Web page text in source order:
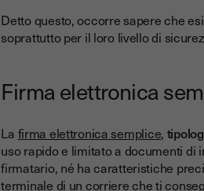
Detto questo, occorre sapere che
soprattutto per il loro livello di
Firma elettronica
La firma elettronica semplice,
uso rapido e limitato a documenti
firmatario, né ha caratteristiche
terminale di un corriere che ti